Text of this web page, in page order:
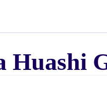
Huashi